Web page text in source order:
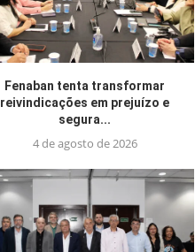
Fenaban tenta transformar
reivindicações em prejuízo e
segura...
4 de agosto de 2026